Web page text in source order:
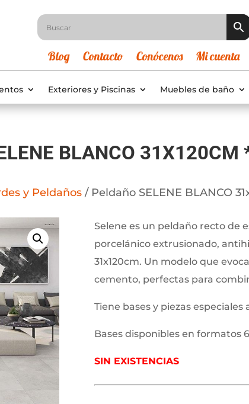
Blog Contacto Conócenos Mi cuenta
Exteriores y Piscinas Muebles de baño
BLANCO 31X120CM
y Peldaños / Peldaño SELENE BLANCO
Selene es un peldaño recto de
porcelánico extrusionado,
31x120cm. Un modelo que
cemento, perfectas para
Tiene bases y piezas
Bases disponibles en formatos
SIN EXISTENCIAS